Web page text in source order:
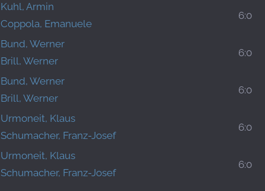
Kuhl, Armin
Coppola, Emanuele
6:0
Bund, Werner
Brill, Werner
6:0
Bund, Werner
Brill, Werner
6:0
Urmoneit, Klaus
Schumacher, Franz-Josef
6:0
Urmoneit, Klaus
Schumacher, Franz-Josef
6:0